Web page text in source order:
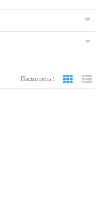
Посмотреть : вид сетки